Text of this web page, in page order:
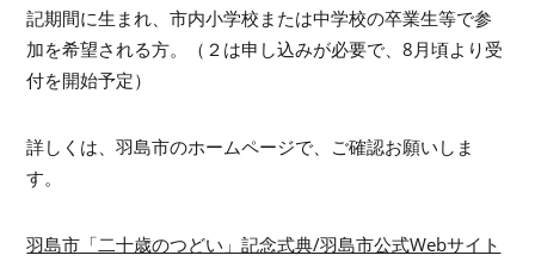
記期間に生まれ、市内小学校または中学校の卒業生等で参
加を希望される方。（２は申し込みが必要で、8月頃より受
付を開始予定）
詳しくは、羽島市のホームページで、ご確認お願いしま
す。
羽島市「二十歳のつどい」記念式典/羽島市公式Webサイト